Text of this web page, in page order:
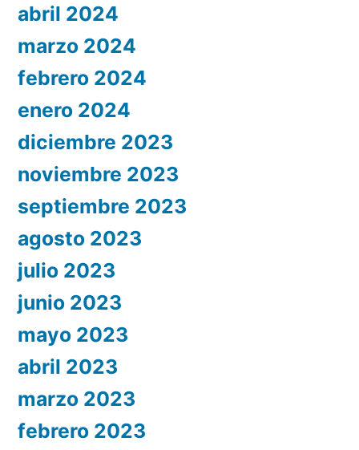
abril 2024
marzo 2024
febrero 2024
enero 2024
diciembre 2023
noviembre 2023
septiembre 2023
agosto 2023
julio 2023
junio 2023
mayo 2023
abril 2023
marzo 2023
febrero 2023